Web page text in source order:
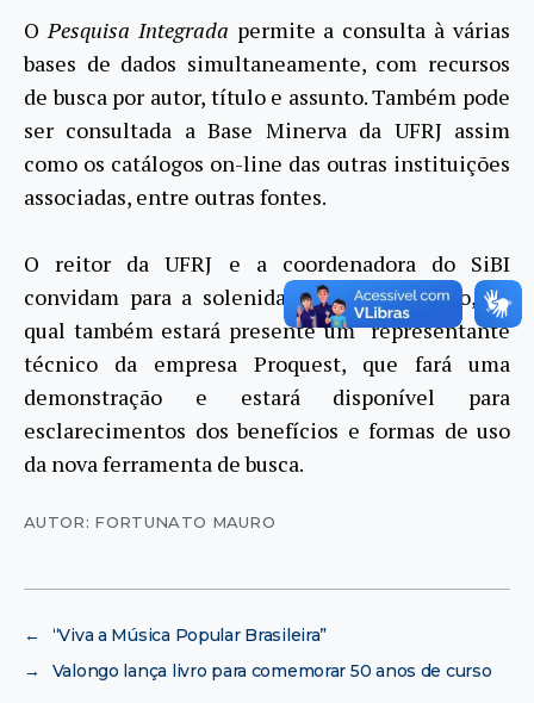
OPesquisa Integrada permite a consulta à várias
bases de dados simultaneamente, com recursos
de busca por autor, título e assunto. Também pode
ser consultada a Base Minerva da UFRJ assim
como os catálogos on-line das outras instituições
associadas, entre outras fontes.
O reitor da UFRJ e a coordenadora do SiBI
convidam para a solenidade de lançamento, na
qual também estará presente um representante
técnico da empresa Proquest, que fará uma
demonstração e estará disponível para
esclarecimentos dos benefícios e formas de uso
da nova ferramenta de busca.
AUTOR: FORTUNATO MAURO
←
“Viva a Música Popular Brasileira”
→
Valongo lança livro para comemorar 50 anos de curso